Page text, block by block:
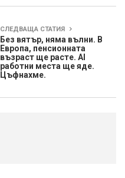
СЛЕДВАЩА СТАТИЯ
Без вятър, няма вълни. В
Европа, пенсионната
възраст ще расте. AI
работни места ще яде.
Цъфнахме.